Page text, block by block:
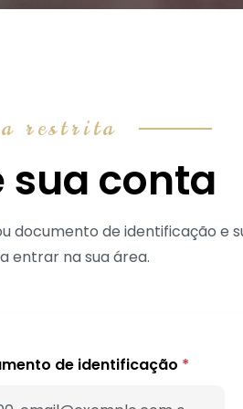
restrita
sua conta
documento de identificação e
entrar na sua área.
de identificação *